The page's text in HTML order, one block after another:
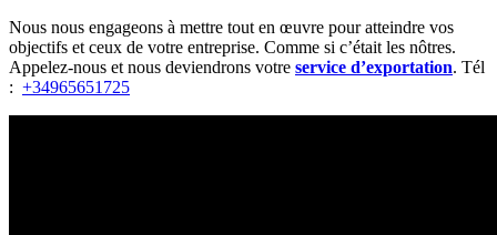
Nous nous engageons à mettre tout en œuvre pour atteindre vos
objectifs et ceux de votre entreprise. Comme si c’était les nôtres.
Appelez-nous et nous deviendrons votre service d’exportation. Tél
: +34965651725